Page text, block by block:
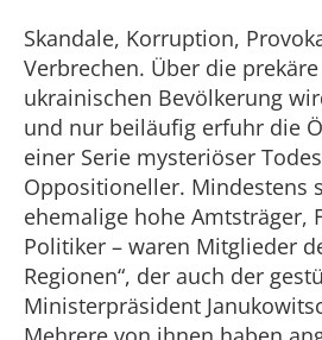
Skandale, Korruption,
Verbrechen. Über die
ukrainischen Bevölkerung
und nur beiläufig erfuhr die
einer Serie mysteriöser
Oppositioneller. Mindestens
ehemalige hohe Amtsträger,
Politiker – waren Mitglieder
Regionen“, der auch der
Ministerpräsident